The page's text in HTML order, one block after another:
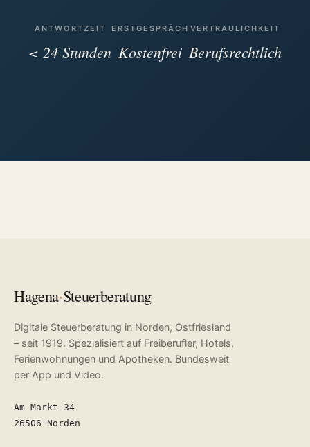
ANTWORTZEIT
< 24 Stunden
ERSTGESPRÄCH
Kostenfrei
VERTRAULICHKEIT
Berufsrechtlich
Hagena·Steuerberatung
Digitale Steuerberatung in Norden, Ostfriesland
– seit 1919. Spezialisiert auf Freiberufler, Hotels,
Ferienwohnungen und Apotheken. Bundesweit
per App und Video.
Am Markt 34
26506 Norden